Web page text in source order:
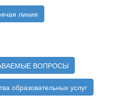
линия
ВОПРОСЫ
образовательных услуг